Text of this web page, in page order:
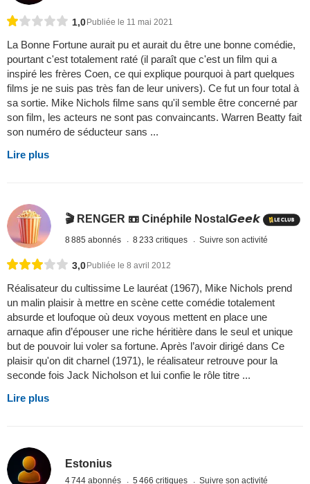
1,0Publiée le 11 mai 2021
La Bonne Fortune aurait pu et aurait du être une bonne comédie,
pourtant c'est totalement raté (il paraît que c'est un film qui a
inspiré les frères Coen, ce qui explique pourquoi à part quelques
films je ne suis pas très fan de leur univers). Ce fut un four total à
sa sortie. Mike Nichols filme sans qu'il semble être concerné par
son film, les acteurs ne sont pas convaincants. Warren Beatty fait
son numéro de séducteur sans ...
Lire plus
🎬 RENGER 📼 Cinéphile Nostal𝙂𝙚𝙚𝙠
8 885 abonnés 8 233 critiques Suivre son activité
3,0 Publiée le 8 avril 2012
Réalisateur du cultissime Le lauréat (1967), Mike Nichols prend
un malin plaisir à mettre en scène cette comédie totalement
absurde et loufoque où deux voyous mettent en place une
arnaque afin d’épouser une riche héritière dans le seul et unique
but de pouvoir lui voler sa fortune. Après l’avoir dirigé dans Ce
plaisir qu'on dit charnel (1971), le réalisateur retrouve pour la
seconde fois Jack Nicholson et lui confie le rôle titre ...
Lire plus
Estonius
4 744 abonnés 5 466 critiques Suivre son activité